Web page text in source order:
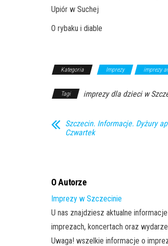
Upiór w Suchej
O rybaku i diable
Kategoria Imprezy imprezy
Tagi imprezy dla dzieci w
Szczecin. Informacje. Dyżury
Czwartek
O Autorze
Imprezy w Szczecinie
U nas znajdziesz aktualne
imprezach, koncertach oraz
Uwaga! wszelkie informacje o